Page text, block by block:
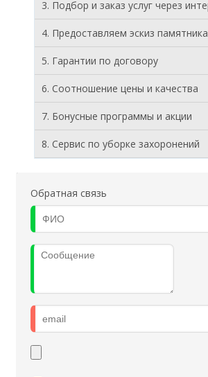
3. Подбор и заказ услуг через
4. Предоставляем эскиз памятника
5. Гарантии по договору
6. Соотношение цены и качества
7. Бонусные программы и акции
8. Cервис по уборке захоронений
Обратная связь